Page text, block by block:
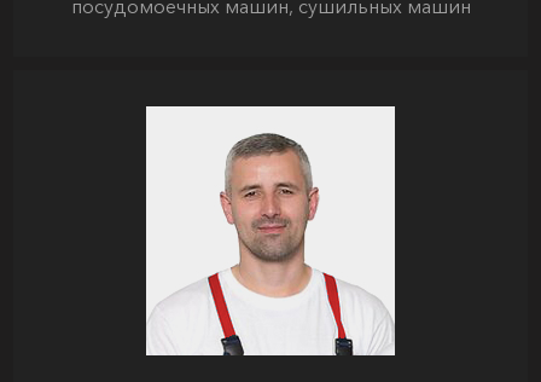
посудомоечных машин, сушильных машин